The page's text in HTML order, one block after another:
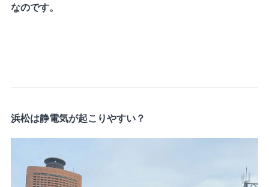
なのです。
浜松は静電気が起こりやすい？